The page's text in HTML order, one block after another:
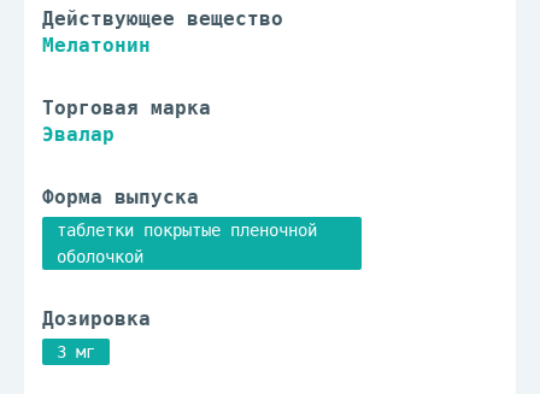
Действующее вещество
Мелатонин
Торговая марка
Эвалар
Форма выпуска
таблетки покрытые пленочной
оболочкой
Дозировка
3 мг